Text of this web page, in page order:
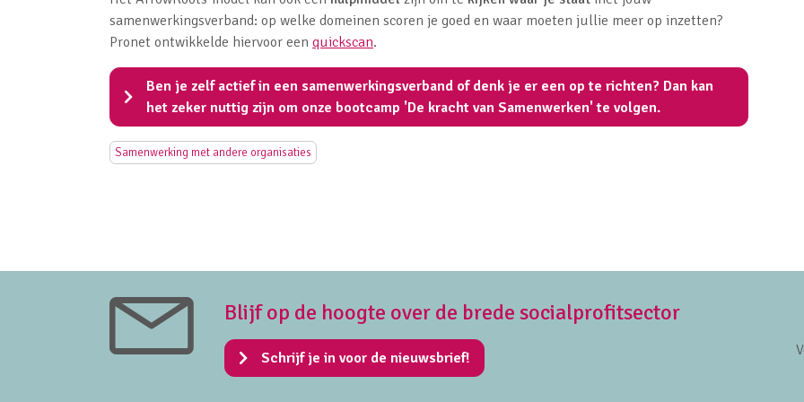
samenwerkingsverband: op welke domeinen scoren je goed en waar moeten jullie meer op inzetten?
Pronet ontwikkelde hiervoor een quickscan.
Ben je zelf actief in een samenwerkingsverband of denk je er een op te richten? Dan kan
het zeker nuttig zijn om onze bootcamp 'De kracht van Samenwerken' te volgen.
Samenwerking met andere organisaties
Blijf op de hoogte over de brede socialprofitsector
Schrijf je in voor de nieuwsbrief!